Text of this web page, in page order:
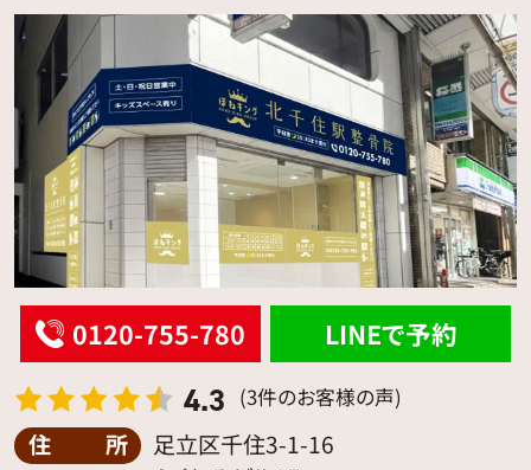
4.3 (3件のお客様の声)
住所
足立区千住3-1-16
0120-755-780 LINEで予約